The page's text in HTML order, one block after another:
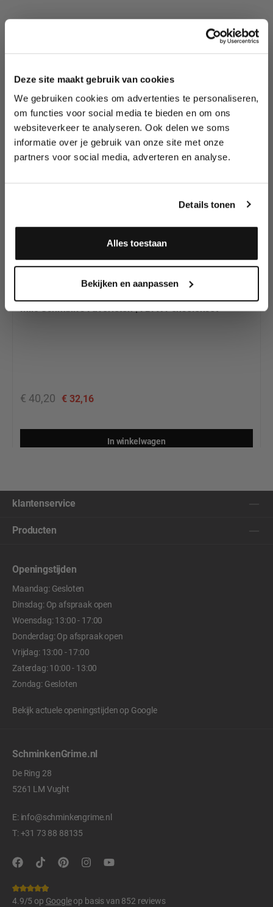
Deze site maakt gebruik van cookies
We gebruiken cookies om advertenties te personaliseren,
om functies voor social media te bieden en om ons
websiteverkeer te analyseren. Ook delen we soms
informatie over je gebruik van onze site met onze
partners voor social media, adverteren en analyse.
Details tonen
Alles toestaan
Bekijken en aanpassen
Productgalerij overslaan
Bekijk al onze
andere professionele
FBFX Schmink
Penselen en
Milo Schmink's Favorieten | FBFX Penselenset
€ 32,16
€ 40,20
In winkelwagen
klantenservice
Producten
Openingstijden
Maandag: Gesloten
Dinsdag: Op afspraak open
Woensdag: 13:00 - 17:00
Donderdag: Op afspraak open
Vrijdag: 13:00 - 17:00
Zaterdag: 10:00 - 13:00
Zondag: Gesloten
Bekijk actuele openingstijden op Google
SchminkenGrime.nl
De Ring 28
5261 LM Vught
E: info@schminkengrime.nl
T:+31 73 88 88135
4.9/5 op Googleop basis van 852 reviews
10% korting?
Lees als eerste over nieuwe producten,
tutorials, aanbiedingen, evenementen,
wedstrijden en meer.
Meld je aan en ontvang direct
Ja, ik meld me aan